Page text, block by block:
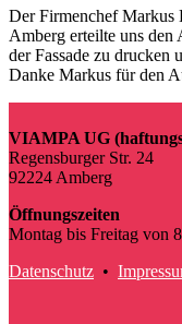
Der Firmenchef
Amberg erteilte uns den
der Fassade zu drucken
Danke Markus für den
VIAMPA UG
Regensburger Str. 24
92224 Amberg
Öffnungszeiten
Montag bis Freitag von
Datenschutz •